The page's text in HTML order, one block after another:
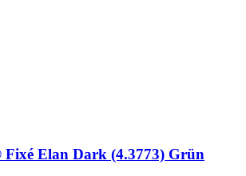
Elan Dark (4.3773) Grün